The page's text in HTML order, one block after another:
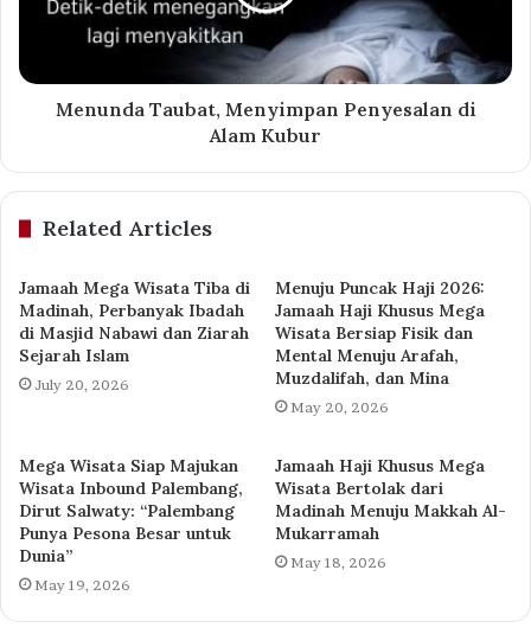
Menunda Taubat, Menyimpan Penyesalan di
Alam Kubur
Related Articles
Jamaah Mega Wisata Tiba di
Madinah, Perbanyak Ibadah
di Masjid Nabawi dan Ziarah
Sejarah Islam
July 20, 2026
Menuju Puncak Haji 2026:
Jamaah Haji Khusus Mega
Wisata Bersiap Fisik dan
Mental Menuju Arafah,
Muzdalifah, dan Mina
May 20, 2026
Mega Wisata Siap Majukan
Wisata Inbound Palembang,
Dirut Salwaty: “Palembang
Punya Pesona Besar untuk
Dunia”
May 19, 2026
Jamaah Haji Khusus Mega
Wisata Bertolak dari
Madinah Menuju Makkah Al-
Mukarramah
May 18, 2026